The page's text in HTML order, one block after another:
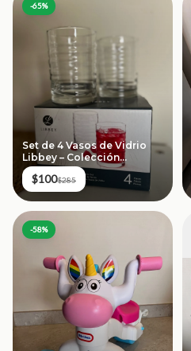
-65%
Set de 4 Vasos de Vidrio
Libbey – Colección
"Pueblo" (Nuevos en Caja)
$100$285
-58%